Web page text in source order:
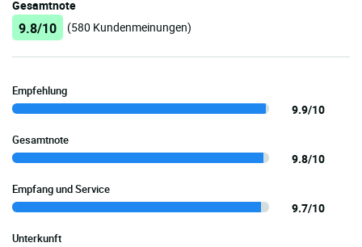
Gesamtnote
9.8/10 (580 Kundenmeinungen)
Empfehlung
9.9/10
Gesamtnote
9.8/10
Empfang und Service
9.7/10
Unterkunft